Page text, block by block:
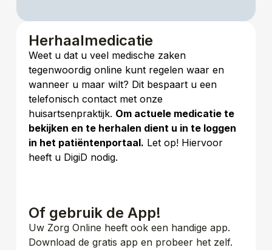
Herhaalmedicatie​
Weet u dat u veel medische zaken
tegenwoordig online kunt regelen waar en
wanneer u maar wilt? Dit bespaart u een
telefonisch contact met onze
huisartsenpraktijk. Om actuele medicatie te
bekijken en te herhalen dient u in te loggen
in het patiëntenportaal. Let op! Hiervoor
heeft u DigiD nodig.
Of gebruik de App!
Uw Zorg Online heeft ook een handige app.
Download de gratis app en probeer het zelf.